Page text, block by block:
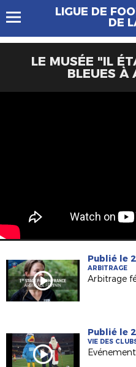
LIGUE DE
DE
LE MUSÉE "IL
BLEUES À
Publié le
ARBITRAGE
Publié le
VIE DES